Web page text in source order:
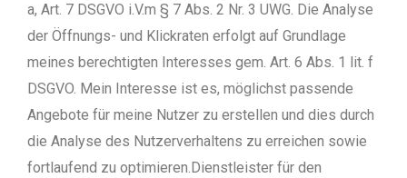
a, Art. 7 DSGVO i.V.m § 7 Abs. 2 Nr. 3 UWG. Die Analyse
der Öffnungs- und Klickraten erfolgt auf Grundlage
meines berechtigten Interesses gem. Art. 6 Abs. 1 lit. f
DSGVO. Mein Interesse ist es, möglichst passende
Angebote für meine Nutzer zu erstellen und dies durch
die Analyse des Nutzerverhaltens zu erreichen sowie
fortlaufend zu optimieren.Dienstleister für den